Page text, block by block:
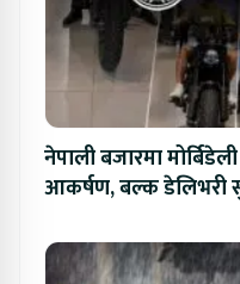
नेपाली बजारमा
आकर्षण, बल्क डेलिभरी